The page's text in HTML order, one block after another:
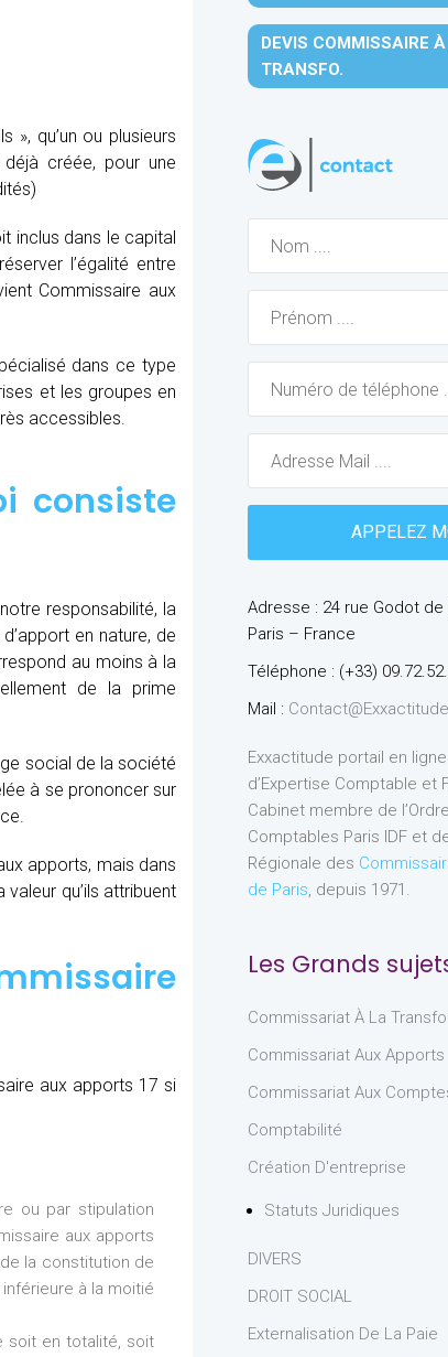
qu’un ou plusieurs
créée, pour une
inclus dans le capital
l’égalité entre
Commissaire aux
dans ce type
et les groupes en
accessibles.
consiste
responsabilité, la
en nature, de
au moins à la
de la prime
social de la société
à se prononcer sur
apports, mais dans
qu’ils attribuent
aux apports 17 si
ou par stipulation
aux apports
la constitution de
à la moitié
soit en totalité, soit
DEVIS COMMISSAIRE
TRANSFO.
Adresse : 24 rue Godot de
Paris – France
Téléphone : (+33)
Mail :
Exxactitude portail en
d’Expertise Comptable et
Cabinet membre de
Comptables Paris IDF et
Régionale des
de Paris, depuis 1971.
Les Grands
Commissariat À La
Commissariat Aux Apports
Commissariat Aux
Comptabilité
Création D'entreprise
Statuts Juridiques
DIVERS
DROIT SOCIAL
Externalisation De La Paie